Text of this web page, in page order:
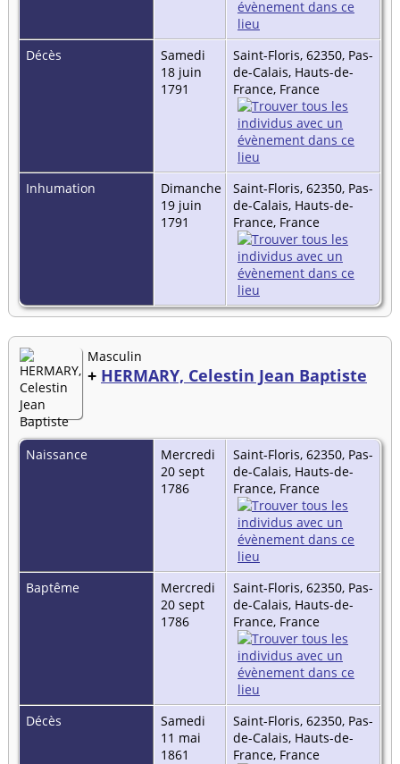
Décès
Samedi
18 juin
1791
Saint-Floris, 62350, Pas-
de-Calais, Hauts-de-
France, France
Inhumation
Dimanche
19 juin
1791
Saint-Floris, 62350, Pas-
de-Calais, Hauts-de-
France, France
Masculin
+ HERMARY, Celestin Jean Baptiste
Naissance
Mercredi
20 sept
1786
Saint-Floris, 62350, Pas-
de-Calais, Hauts-de-
France, France
Baptême
Mercredi
20 sept
1786
Saint-Floris, 62350, Pas-
de-Calais, Hauts-de-
France, France
Décès
Samedi
11 mai
1861
Saint-Floris, 62350, Pas-
de-Calais, Hauts-de-
France, France